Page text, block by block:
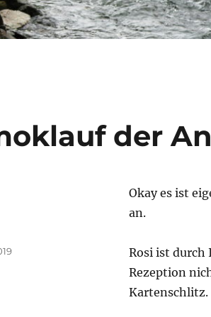
der
Okay es ist
an.
Rosi ist durch
Rezeption
Kartenschlitz.